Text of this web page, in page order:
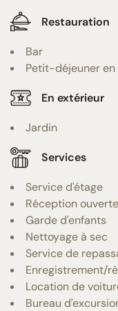
Restauration
Bar
Petit-déjeuner
En extérieur
Jardin
Services
Service d'étage
Réception
Garde d'enfants
Nettoyage à sec
Service de
Enregistrement/
Location de
Bureau